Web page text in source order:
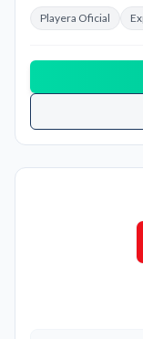
Playera Oficial